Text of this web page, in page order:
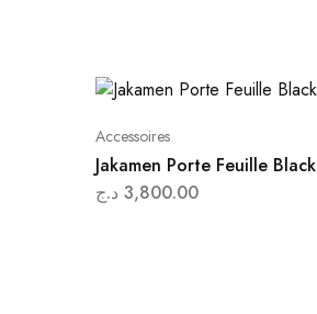
Accessoires
Jakamen Porte Feuille Black
3,800.00 د.ج